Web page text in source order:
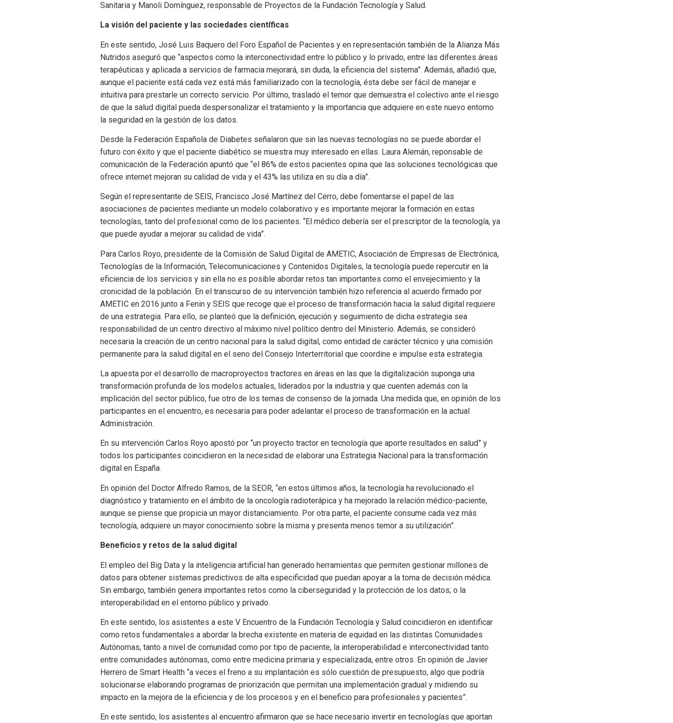
Sanitaria y Manoli Domínguez, responsable de Proyectos de la Fundación Tecnología y Salud.
La visión del paciente y las sociedades científicas
En este sentido, José Luis Baquero del Foro Español de Pacientes y en representación también de la Alianza Más
Nutridos aseguró que “aspectos como la interconectividad entre lo público y lo privado, entre las diferentes áreas
terapéuticas y aplicada a servicios de farmacia mejorará, sin duda, la eficiencia del sistema”. Además, añadió que,
aunque el paciente está cada vez está más familiarizado con la tecnología, ésta debe ser fácil de manejar e
intuitiva para prestarle un correcto servicio. Por último, trasladó el temor que demuestra el colectivo ante el riesgo
de que la salud digital pueda despersonalizar el tratamiento y la importancia que adquiere en este nuevo entorno
la seguridad en la gestión de los datos.
Desde la Federación Española de Diabetes señalaron que sin las nuevas tecnologías no se puede abordar el
futuro con éxito y que el paciente diabético se muestra muy interesado en ellas. Laura Alemán, reponsable de
comunicación de la Federación apuntó que “el 86% de estos pacientes opina que las soluciones tecnológicas que
ofrece internet mejoran su calidad de vida y el 43% las utiliza en su día a día”.
Según el representante de SEIS, Francisco José Martínez del Cerro, debe fomentarse el papel de las
asociaciones de pacientes mediante un modelo colaborativo y es importante mejorar la formación en estas
tecnologías, tanto del profesional como de los pacientes. “El médico debería ser el prescriptor de la tecnología, ya
que puede ayudar a mejorar su calidad de vida”.
Para Carlos Royo, presidente de la Comisión de Salud Digital de AMETIC, Asociación de Empresas de Electrónica,
Tecnologías de la Información, Telecomunicaciones y Contenidos Digitales, la tecnología puede repercutir en la
eficiencia de los servicios y sin ella no es posible abordar retos tan importantes como el envejecimiento y la
cronicidad de la población. En el transcurso de su intervención también hizo referencia al acuerdo firmado por
AMETIC en 2016 junto a Fenin y SEIS que recoge que el proceso de transformación hacia la salud digital requiere
de una estrategia. Para ello, se planteó que la definición, ejecución y seguimiento de dicha estrategia sea
responsabilidad de un centro directivo al máximo nivel político dentro del Ministerio. Además, se consideró
necesaria la creación de un centro nacional para la salud digital, como entidad de carácter técnico y una comisión
permanente para la salud digital en el seno del Consejo Interterritorial que coordine e impulse esta estrategia.
La apuesta por el desarrollo de macroproyectos tractores en áreas en las que la digitalización suponga una
transformación profunda de los modelos actuales, liderados por la industria y que cuenten además con la
implicación del sector público, fue otro de los temas de consenso de la jornada. Una medida que, en opinión de los
participantes en el encuentro, es necesaria para poder adelantar el proceso de transformación en la actual
Administración.
En su intervención Carlos Royo apostó por “un proyecto tractor en tecnología que aporte resultados en salud” y
todos los participantes coincidieron en la necesidad de elaborar una Estrategia Nacional para la transformación
digital en España.
En opinión del Doctor Alfredo Ramos, de la SEOR, “en estos últimos años, la tecnología ha revolucionado el
diagnóstico y tratamiento en el ámbito de la oncología radioterápica y ha mejorado la relación médico-paciente,
aunque se piense que propicia un mayor distanciamiento. Por otra parte, el paciente consume cada vez más
tecnología, adquiere un mayor conocimiento sobre la misma y presenta menos temor a su utilización”.
Beneficios y retos de la salud digital
El empleo del Big Data y la inteligencia artificial han generado herramientas que permiten gestionar millones de
datos para obtener sistemas predictivos de alta especificidad que puedan apoyar a la toma de decisión médica.
Sin embargo, también genera importantes retos como la ciberseguridad y la protección de los datos; o la
interoperabilidad en el entorno público y privado.
En este sentido, los asistentes a este V Encuentro de la Fundación Tecnología y Salud coincidieron en identificar
como retos fundamentales a abordar la brecha existente en materia de equidad en las distintas Comunidades
Autónomas, tanto a nivel de comunidad como por tipo de paciente, la interoperabilidad e interconectividad tanto
entre comunidades autónomas, como entre medicina primaria y especializada, entre otros. En opinión de Javier
Herrero de Smart Health “a veces el freno a su implantación es sólo cuestión de presupuesto, algo que podría
solucionarse elaborando programas de priorización que permitan una implementación gradual y midiendo su
impacto en la mejora de la eficiencia y de los procesos y en el beneficio para profesionales y pacientes”.
En este sentido, los asistentes al encuentro afirmaron que se hace necesario invertir en tecnologías que aportan